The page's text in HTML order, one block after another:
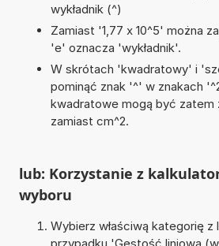
wykładnik (^)
Zamiast '1,77 x 10^5' można
'e' oznacza 'wykładnik'.
W skrótach 'kwadratowy' i
pominąć znak '^' w znakach
kwadratowe mogą być zatem
zamiast cm^2.
lub: Korzystanie z
wyboru
Wybierz właściwą kategorię z
przypadku 'Gęstość liniowa